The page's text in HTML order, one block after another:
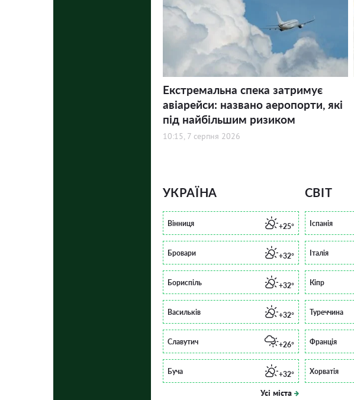
Екстремальна спека затримує
авіарейси: названо аеропорти, які
під найбільшим ризиком
10:15, 7 серпня 2026
УКРАЇНА
Вінниця +25°
Бровари +32°
Бориспіль +32°
Васильків +32°
Славутич +26°
Буча +32°
Усі міста
СВІТ
Іспанія
Італія
Кіпр
Туреччина
Франція
Хорватія